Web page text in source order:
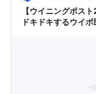
【ウイニングポス
ドキドキするウイ